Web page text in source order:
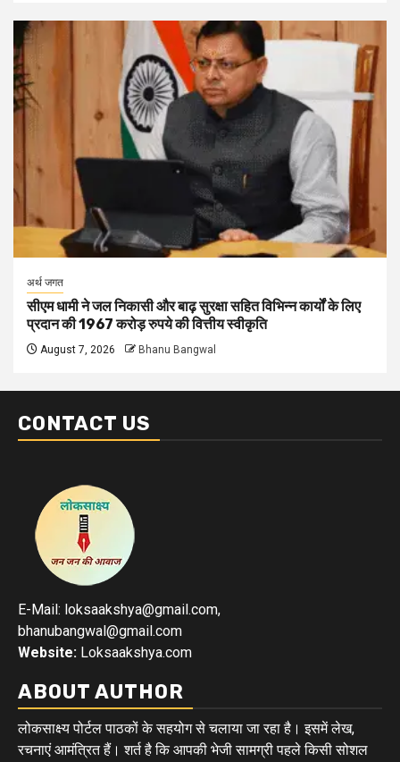
अर्थ जगत
सीएम धामी ने जल निकासी और बाढ़ सुरक्षा सहित विभिन्न कार्यों के लिए
प्रदान की 1967 करोड़ रुपये की वित्तीय स्वीकृति
August 7, 2026 Bhanu Bangwal
CONTACT US
E-Mail: loksaakshya@gmail.com,
bhanubangwal@gmail.com
Website: Loksaakshya.com
ABOUT AUTHOR
लोकसाक्ष्य पोर्टल पाठकों के सहयोग से चलाया जा रहा है। इसमें लेख,
रचनाएं आमंत्रित हैं। शर्त है कि आपकी भेजी सामग्री पहले किसी सोशल